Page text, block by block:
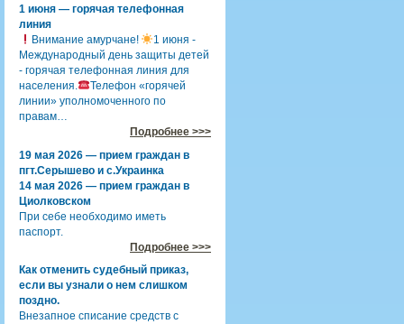
1 июня — горячая телефонная
линия
Внимание амурчане!
1 июня -
Международный день защиты детей
- горячая телефонная линия для
населения.
Телефон «горячей
линии» уполномоченного по
правам…
Подробнее >>>
19 мая 2026 — прием граждан в
пгт.Серышево и с.Украинка
14 мая 2026 — прием граждан в
Циолковском
При себе необходимо иметь
паспорт.
Подробнее >>>
Как отменить судебный приказ,
если вы узнали о нем слишком
поздно.
Внезапное списание средств с